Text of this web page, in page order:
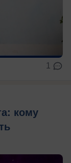
1
кому